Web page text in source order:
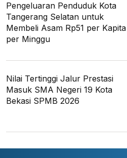
Pengeluaran Penduduk Kota
Tangerang Selatan untuk
Membeli Asam Rp51 per Kapita
per Minggu
Nilai Tertinggi Jalur Prestasi
Masuk SMA Negeri 19 Kota
Bekasi SPMB 2026